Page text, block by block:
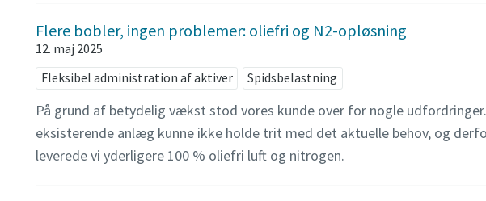
Flere bobler, ingen problemer: oliefri og N2-opløsning
12. maj 2025
Fleksibel administration af aktiver
Spidsbelastning
På grund af betydelig vækst stod vores kunde over for nogle
eksisterende anlæg kunne ikke holde trit med det aktuelle behov, og
leverede vi yderligere 100 % oliefri luft og nitrogen.